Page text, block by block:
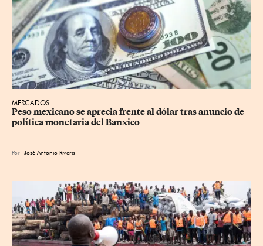
MERCADOS
Peso mexicano se aprecia frente al dólar tras anuncio de
política monetaria del Banxico
Por José Antonio Rivera